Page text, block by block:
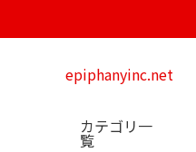
epiphanyinc.net
カテゴリ一
覧